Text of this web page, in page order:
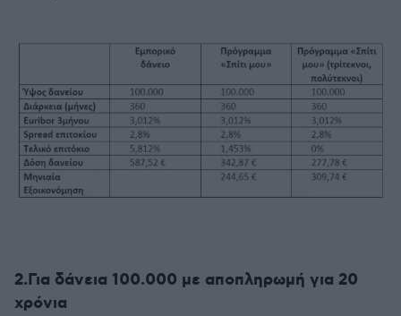
2.Για δάνεια 100.000 με αποπληρωμή για 20
χρόνια